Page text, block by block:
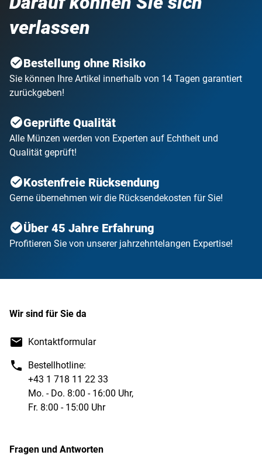
verlassen
Bestellung ohne Risiko
Sie können Ihre Artikel innerhalb von 14 Tagen garantiert
zurückgeben!
Geprüfte Qualität
Alle Münzen werden von Experten auf Echtheit und
Qualität geprüft!
Kostenfreie Rücksendung
Gerne übernehmen wir die Rücksendekosten für Sie!
Über 45 Jahre Erfahrung
Profitieren Sie von unserer jahrzehntelangen Expertise!
Wir sind für Sie da
Kontaktformular
Bestellhotline:
+43 1 718 11 22 33
Mo. - Do. 8:00 - 16:00 Uhr,
Fr. 8:00 - 15:00 Uhr
Fragen und Antworten